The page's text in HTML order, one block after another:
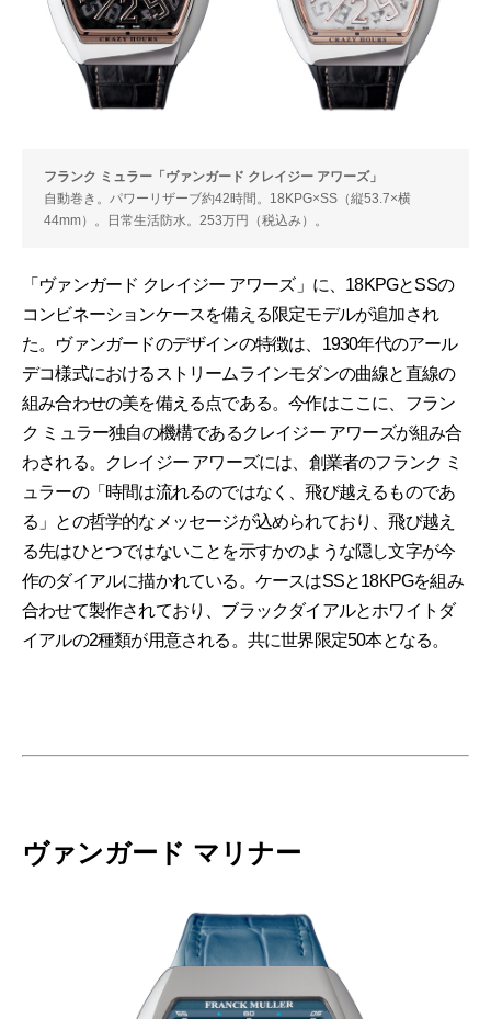
フランク ミュラー「ヴァンガード クレイジー アワーズ」
自動巻き。パワーリザーブ約42時間。18KPG×SS（縦53.7×横
44mm）。日常生活防水。253万円（税込み）。
「ヴァンガード クレイジー アワーズ」に、18KPGとSSの
コンビネーションケースを備える限定モデルが追加され
た。ヴァンガードのデザインの特徴は、1930年代のアール
デコ様式におけるストリームラインモダンの曲線と直線の
組み合わせの美を備える点である。今作はここに、フラン
ク ミュラー独自の機構であるクレイジー アワーズが組み合
わされる。クレイジー アワーズには、創業者のフランク ミ
ュラーの「時間は流れるのではなく、飛び越えるものであ
る」との哲学的なメッセージが込められており、飛び越え
る先はひとつではないことを示すかのような隠し文字が今
作のダイアルに描かれている。ケースはSSと18KPGを組み
合わせて製作されており、ブラックダイアルとホワイトダ
イアルの2種類が用意される。共に世界限定50本となる。
ヴァンガード マリナー